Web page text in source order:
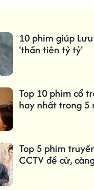
10 phim giúp
'thần tiên tỷ tỷ'
Top 10 phim cổ
hay nhất trong 5
Top 5 phim
CCTV đề cử,